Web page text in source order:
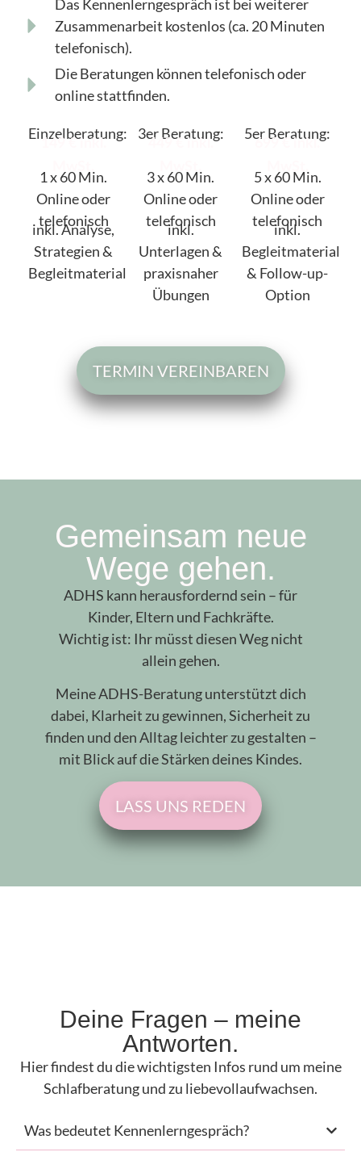
Das Kennenlerngespräch ist bei weiterer
Zusammenarbeit kostenlos (ca. 20 Minuten
telefonisch).
Die Beratungen können telefonisch oder
online stattfinden.
Einzelberatung:
1 x 60 Min.
Online oder
telefonisch
inkl. Analyse,
Strategien &
Begleitmaterial
3er Beratung:
449 € inkl.
3 x 60 Min.
Online oder
telefonisch
inkl.
Unterlagen &
praxisnaher
Übungen
5er Beratung:
699 € inkl.
5 x 60 Min.
Online oder
telefonisch
inkl.
Begleitmaterial
& Follow-up-
Option
TERMIN VEREINBAREN
Gemeinsam neue
Wege gehen.
ADHS kann herausfordernd sein – für
Kinder, Eltern und Fachkräfte.
Wichtig ist: Ihr müsst diesen Weg nicht
allein gehen.
Meine ADHS-Beratung unterstützt dich
dabei, Klarheit zu gewinnen, Sicherheit zu
finden und den Alltag leichter zu gestalten –
mit Blick auf die Stärken deines Kindes.
LASS UNS REDEN
Deine Fragen – meine
Antworten.
Hier findest du die wichtigsten Infos rund um meine
Schlafberatung und zu liebevollaufwachsen.
Was bedeutet Kennenlerngespräch?